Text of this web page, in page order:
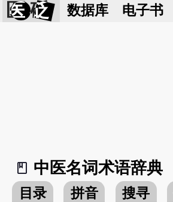
医 砭 数据库 电子书
book_2
中医名词术语辞典
目录 拼音 搜寻